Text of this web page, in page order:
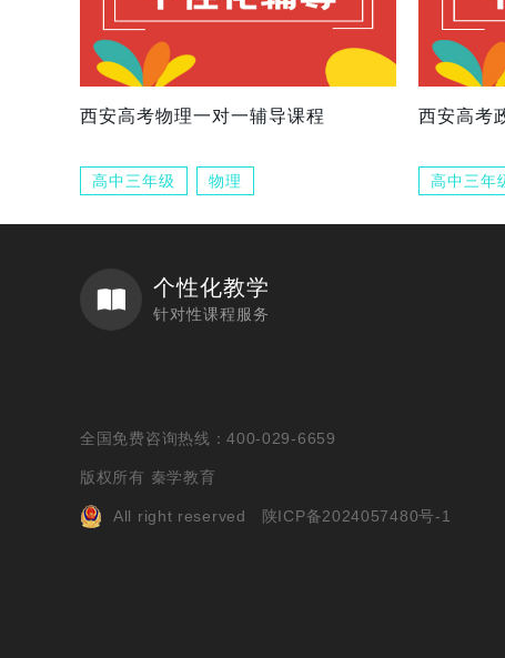
西安高考物理一对一辅导课程
高中三年级 物理
西安高考
高中三年
个性化教学
针对性课程服务
全国免费咨询热线：400-029-6659
版权所有 秦学教育
All right reserved 陕ICP备2024057480号-1